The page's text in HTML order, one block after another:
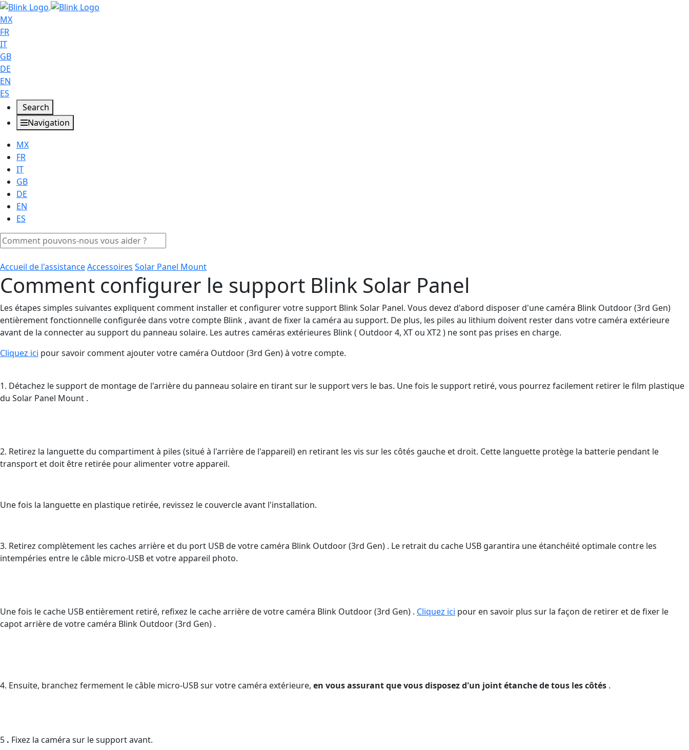
MX
FR
IT
GB
DE
EN
ES
Search
Navigation
MX
FR
IT
GB
DE
EN
ES
Accueil de l'assistanceAccessoires Solar Panel Mount
Comment configurer le support Blink Solar Panel
Les étapes simples suivantes expliquent comment installer et configurer votre support Blink Solar Panel. Vous devez d'abord disposer d'une caméra Blink Outdoor (3rd Gen)
entièrement fonctionnelle configurée dans votre compte Blink , avant de fixer la caméra au support. De plus, les piles au lithium doivent rester dans votre caméra extérieure
avant de la connecter au support du panneau solaire. Les autres caméras extérieures Blink ( Outdoor 4, XT ou XT2 ) ne sont pas prises en charge.
Cliquez ici pour savoir comment ajouter votre caméra Outdoor (3rd Gen) à votre compte.
1. Détachez le support de montage de l'arrière du panneau solaire en tirant sur le support vers le bas. Une fois le support retiré, vous pourrez facilement retirer le film plastique
du Solar Panel Mount .
2. Retirez la languette du compartiment à piles (situé à l'arrière de l'appareil) en retirant les vis sur les côtés gauche et droit. Cette languette protège la batterie pendant le
transport et doit être retirée pour alimenter votre appareil.
Une fois la languette en plastique retirée, revissez le couvercle avant l'installation.
3. Retirez complètement les caches arrière et du port USB de votre caméra Blink Outdoor (3rd Gen) . Le retrait du cache USB garantira une étanchéité optimale contre les
intempéries entre le câble micro-USB et votre appareil photo.
Une fois le cache USB entièrement retiré, refixez le cache arrière de votre caméra Blink Outdoor (3rd Gen) . Cliquez ici pour en savoir plus sur la façon de retirer et de fixer le
capot arrière de votre caméra Blink Outdoor (3rd Gen) .
4. Ensuite, branchez fermement le câble micro-USB sur votre caméra extérieure, en vous assurant que vous disposez d'un joint étanche de tous les côtés .
5 . Fixez la caméra sur le support avant.